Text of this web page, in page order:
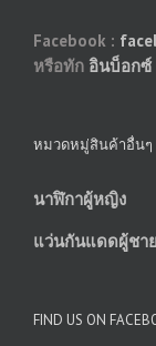
Facebook :
หรือทัก อินบ็อกซ์
หมวดหมู่สินค้าอื่นๆ
นาฬิกาผู้หญิง
แว่นกันแดดผู้ชาย
FIND US ON